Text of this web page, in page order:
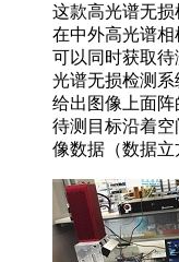
这款高光谱无
在中外高光谱
可以同时获取
光谱无损检测
给出图像上面
待测目标沿着
像数据（数据立